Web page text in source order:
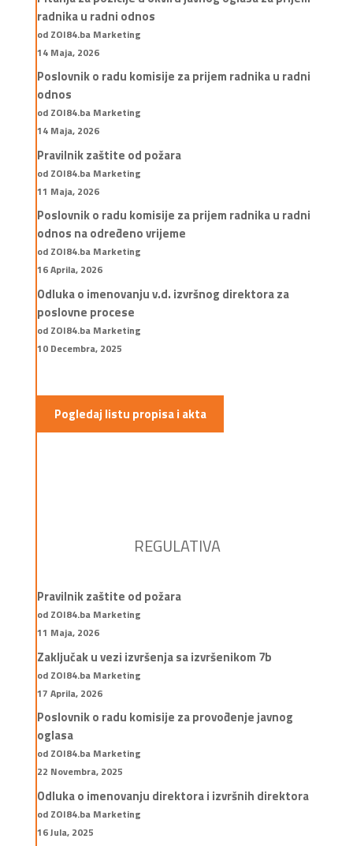
radnika u radni odnos
od ZOI84.ba Marketing
14 Maja, 2026
Poslovnik o radu komisije za prijem radnika u radni
odnos
od ZOI84.ba Marketing
14 Maja, 2026
Pravilnik zaštite od požara
od ZOI84.ba Marketing
11 Maja, 2026
Poslovnik o radu komisije za prijem radnika u radni
odnos na određeno vrijeme
od ZOI84.ba Marketing
16 Aprila, 2026
Odluka o imenovanju v.d. izvršnog direktora za
poslovne procese
od ZOI84.ba Marketing
10 Decembra, 2025
Pogledaj listu propisa i akta
REGULATIVA
Pravilnik zaštite od požara
od ZOI84.ba Marketing
11 Maja, 2026
Zaključak u vezi izvršenja sa izvršenikom 7b
od ZOI84.ba Marketing
17 Aprila, 2026
Poslovnik o radu komisije za provođenje javnog
oglasa
od ZOI84.ba Marketing
22 Novembra, 2025
Odluka o imenovanju direktora i izvršnih direktora
od ZOI84.ba Marketing
16 Jula, 2025